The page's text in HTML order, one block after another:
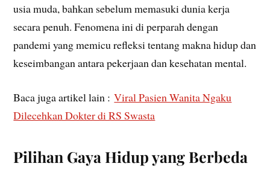
usia muda, bahkan sebelum memasuki dunia kerja
secara penuh. Fenomena ini di perparah dengan
pandemi yang memicu refleksi tentang makna hidup dan
keseimbangan antara pekerjaan dan kesehatan mental.
Baca juga artikel lain :Viral Pasien Wanita Ngaku
Dilecehkan Dokter di RS Swasta
Pilihan Gaya Hidup yang Berbeda